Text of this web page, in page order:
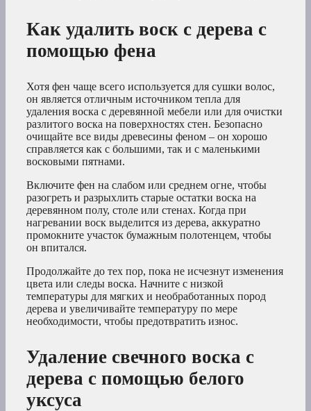
Как удалить воск с дерева с
помощью фена
Хотя фен чаще всего используется для сушки волос,
он является отличным источником тепла для
удаления воска с деревянной мебели или для очистки
разлитого воска на поверхностях стен. Безопасно
очищайте все виды древесины феном – он хорошо
справляется как с большими, так и с маленькими
восковыми пятнами.
Включите фен на слабом или среднем огне, чтобы
разогреть и разрыхлить старые остатки воска на
деревянном полу, столе или стенах. Когда при
нагревании воск выделится из дерева, аккуратно
промокните участок бумажным полотенцем, чтобы
он впитался.
Продолжайте до тех пор, пока не исчезнут изменения
цвета или следы воска. Начните с низкой
температуры для мягких и необработанных пород
дерева и увеличивайте температуру по мере
необходимости, чтобы предотвратить износ.
Удаление свечного воска с
дерева с помощью белого
уксуса